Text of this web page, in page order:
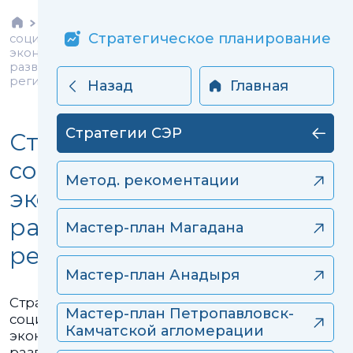
Стратегическое планирование
Назад Главная
Стратегии СЭР
Метод. рекоментации
Мастер-план Магадана
Мастер-план Анадыря
Мастер-план Петропавловск-
Камчатской агломерации
Прогнозирование и
моделирование
Дайджесты
Цифровые пространственные
данные
Корпоративные финансовые
модели
Главное
>
социально-
экономического
развития
региона
Стратегии
социально-
экономического
развития
региона
Стратегии
социально-
экономического